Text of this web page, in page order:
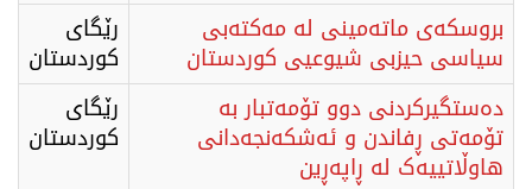
بروسكەی ماتەمینی لە مەكتەبی
سیاسی حیزبی شیوعیی كوردستان
رێگای
كوردستان
دەستگیرکردنی دوو تۆمەتبار بە
تۆمەتی ڕفاندن و ئەشکەنجەدانی
هاوڵاتییەک لە ڕاپەڕین
رێگای
كوردستان